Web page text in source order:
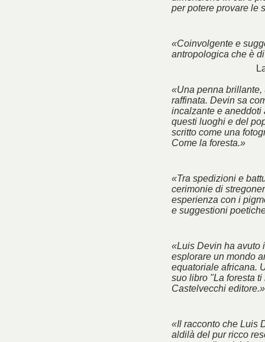
per potere provare le
«Coinvolgente e
antropologica che è
«Una penna brillante,
raffinata. Devin sa
incalzante e aneddoti
questi luoghi e del
scritto come una
Come la foresta.»
«Tra spedizioni e
cerimonie di
esperienza con i
e suggestioni
«Luis Devin ha avuto
esplorare un mondo
equatoriale africana.
suo libro "La foresta
Castelvecchi editore.»
«Il racconto che Luis
aldilà del pur ricco